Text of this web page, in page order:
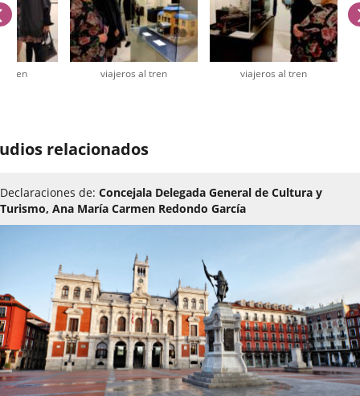
tren viajeros al tren viajeros al tren
anterior
relacionados
Declaraciones de: Concejala Delegada General de Cultura y
Turismo, Ana María Carmen Redondo García